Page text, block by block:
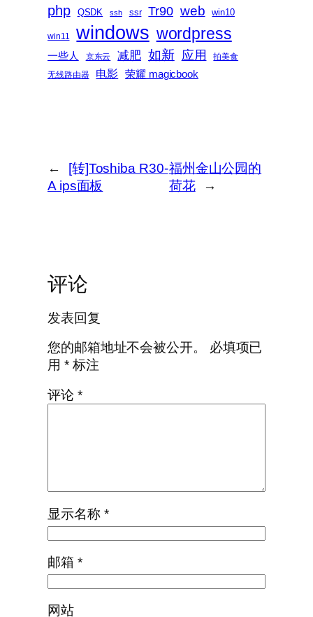
php QSDK ssh ssr Tr90 web win10
win11 windows wordpress
一些人 京东云 减肥 如新 应用
拍美食
无线路由器
电影 荣耀 magicbook
←
[转]Toshiba R30-
A ips面板
福州金山公园的
荷花
→
评论
发表回复
您的邮箱地址不会被公开。
必填项已
用 *标注
评论 *
显示名称 *
邮箱 *
网站